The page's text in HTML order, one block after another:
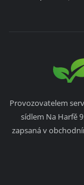
Provozovatelem
sídlem Na Harfě
zapsaná v